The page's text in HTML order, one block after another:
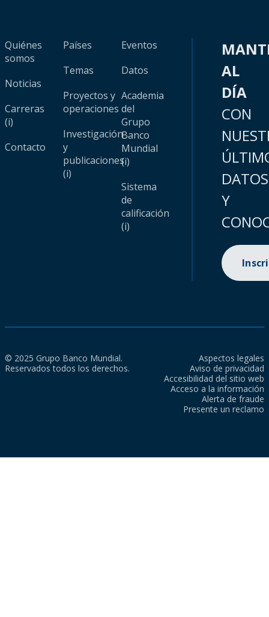
Quiénes
somos
Noticias
Carreras
(i)
Contacto
Países
Temas
Proyectos y
operaciones
Investigación
y
publicaciones
(i)
Eventos
Datos
Academia
del
Grupo
Banco
Mundial
(i)
Sistema
de
calificación
(i)
AL
DÍA
CON
DATOS
Y
© 2025 Grupo Banco Mundial.
Reservados todos los derechos.
Aspectos legales
Aviso de privacidad
Accesibilidad del sitio web
Acceso a la información
Alerta de fraude
Presente un reclamo